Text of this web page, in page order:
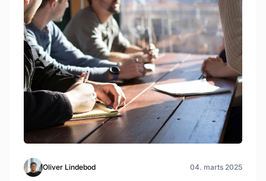
Oliver Lindebod 04. marts 2025